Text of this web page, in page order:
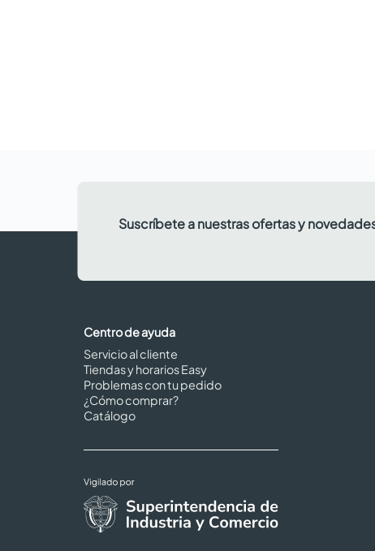
Suscríbete a nuestras ofertas y
Centro de ayuda
Servicio al cliente
Tiendas y horarios Easy
Problemas con tu pedido
¿Cómo comprar?
Catálogo